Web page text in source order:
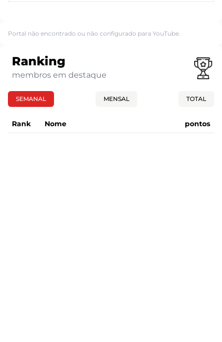
Portal não encontrado ou não configurado para YouTube.
Ranking
membros em destaque
SEMANAL MENSAL TOTAL
Rank Nome pontos